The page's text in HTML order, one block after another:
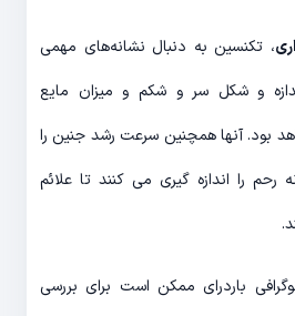
، تکنسین به دنبال نشانه‌های مهمی
و شکل سر و شکم و میزان مایع
بود. آنها همچنین سرعت رشد جنین را
رحم را اندازه گیری می کنند تا علائم
باردرای ممکن است برای بررسی